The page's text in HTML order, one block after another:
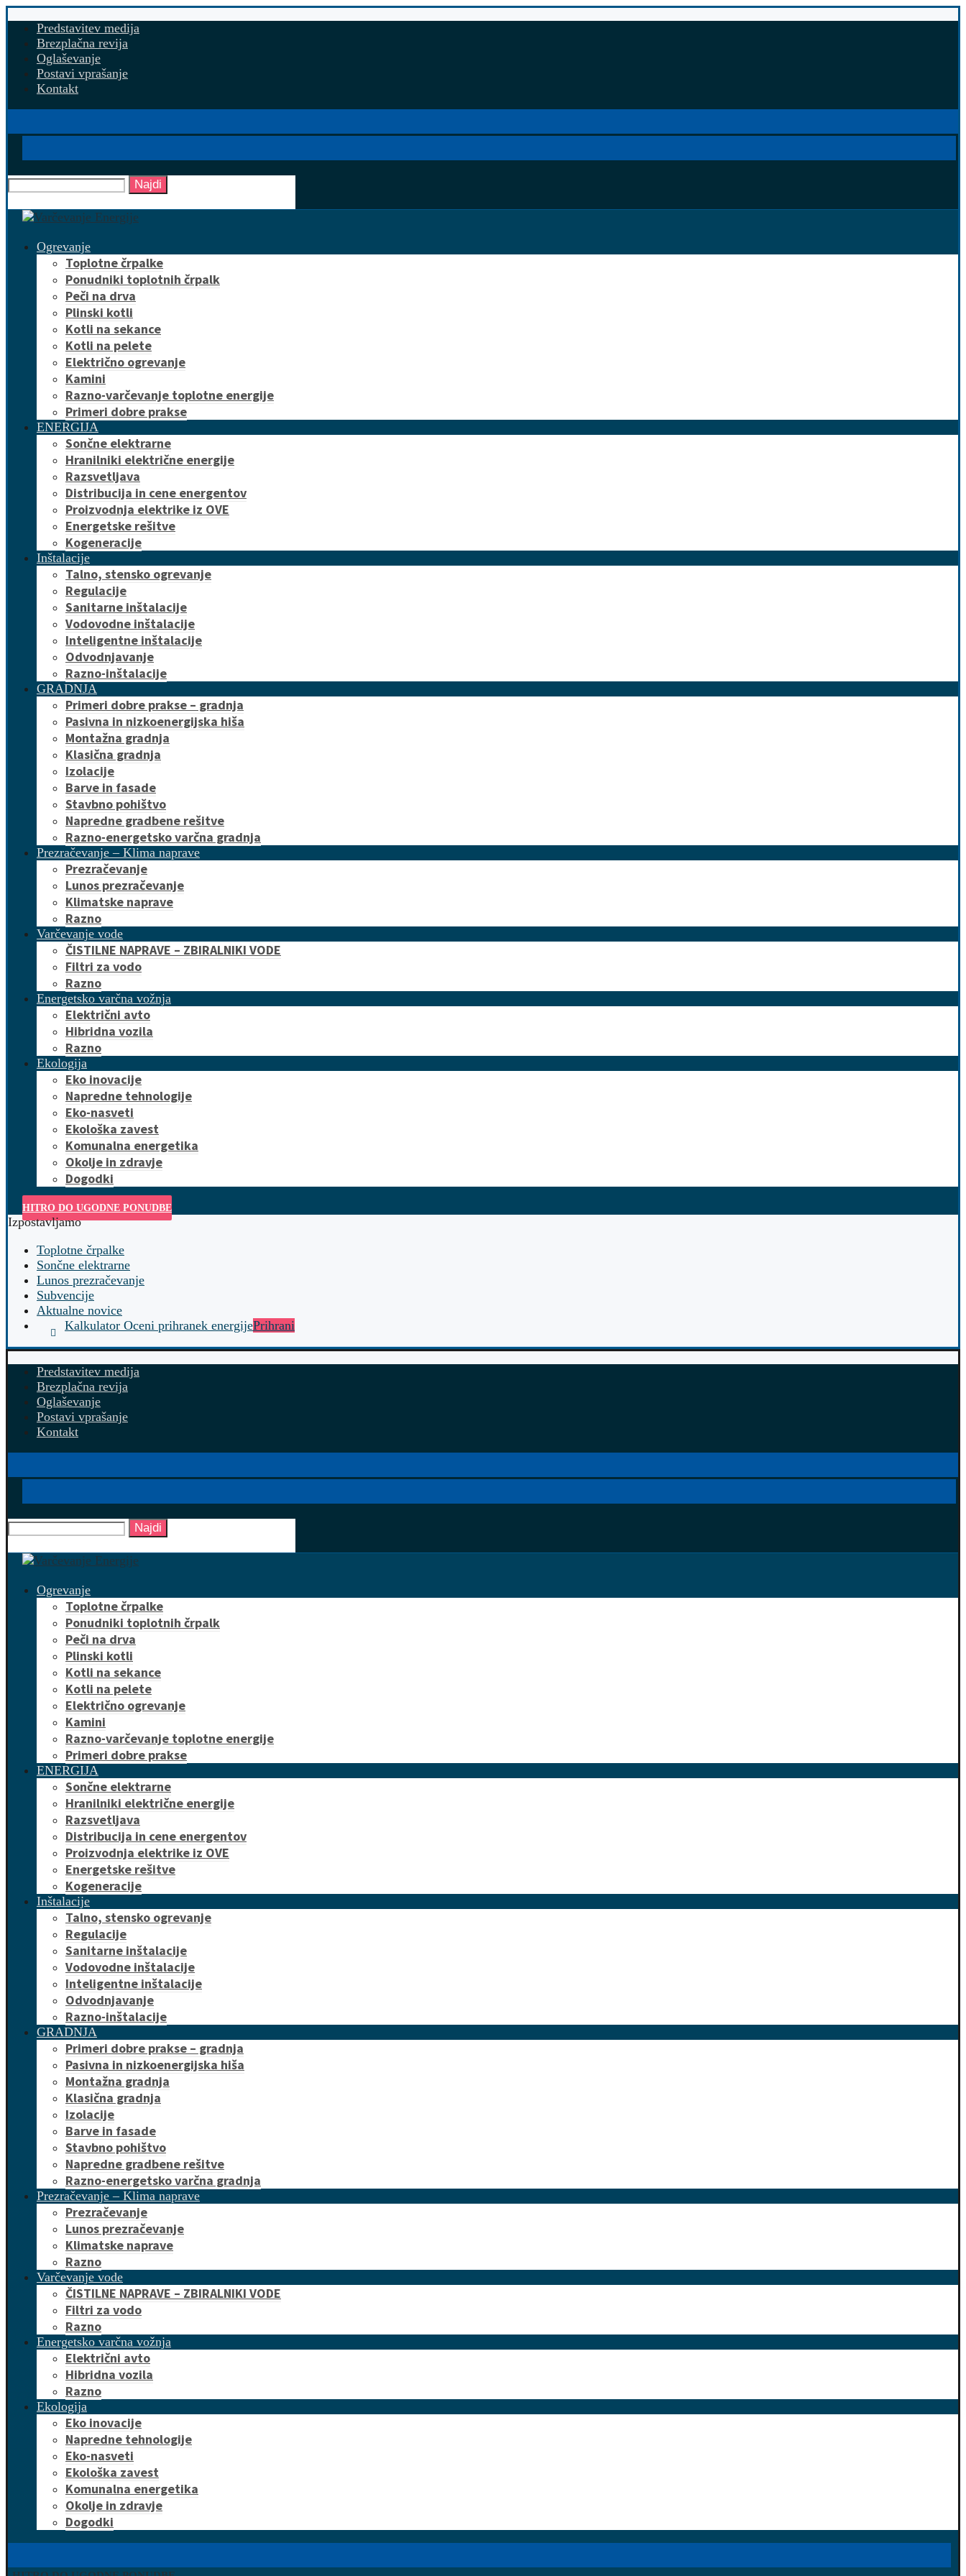
Predstavitev medija
Brezplačna revija
Oglaševanje
Postavi vprašanje
Kontakt
Najdi
Ogrevanje
Toplotne črpalke
Ponudniki toplotnih črpalk
Peči na drva
Plinski kotli
Kotli na sekance
Kotli na pelete
Električno ogrevanje
Kamini
Razno-varčevanje toplotne energije
Primeri dobre prakse
ENERGIJA
Sončne elektrarne
Hranilniki električne energije
Razsvetljava
Distribucija in cene energentov
Proizvodnja elektrike iz OVE
Energetske rešitve
Kogeneracije
Inštalacije
Talno, stensko ogrevanje
Regulacije
Sanitarne inštalacije
Vodovodne inštalacije
Inteligentne inštalacije
Odvodnjavanje
Razno-inštalacije
GRADNJA
Primeri dobre prakse – gradnja
Pasivna in nizkoenergijska hiša
Montažna gradnja
Klasična gradnja
Izolacije
Barve in fasade
Stavbno pohištvo
Napredne gradbene rešitve
Razno-energetsko varčna gradnja
Prezračevanje – Klima naprave
Prezračevanje
Lunos prezračevanje
Klimatske naprave
Razno
Varčevanje vode
ČISTILNE NAPRAVE – ZBIRALNIKI VODE
Filtri za vodo
Razno
Energetsko varčna vožnja
Električni avto
Hibridna vozila
Razno
Ekologija
Eko inovacije
Napredne tehnologije
Eko-nasveti
Ekološka zavest
Komunalna energetika
Okolje in zdravje
Dogodki
HITRO DO UGODNE PONUDBE
Izpostavljamo
Toplotne črpalke
Sončne elektrarne
Lunos prezračevanje
Subvencije
Aktualne novice
Kalkulator Oceni prihranek energijePrihrani
Predstavitev medija
Brezplačna revija
Oglaševanje
Postavi vprašanje
Kontakt
Najdi
Ogrevanje
Toplotne črpalke
Ponudniki toplotnih črpalk
Peči na drva
Plinski kotli
Kotli na sekance
Kotli na pelete
Električno ogrevanje
Kamini
Razno-varčevanje toplotne energije
Primeri dobre prakse
ENERGIJA
Sončne elektrarne
Hranilniki električne energije
Razsvetljava
Distribucija in cene energentov
Proizvodnja elektrike iz OVE
Energetske rešitve
Kogeneracije
Inštalacije
Talno, stensko ogrevanje
Regulacije
Sanitarne inštalacije
Vodovodne inštalacije
Inteligentne inštalacije
Odvodnjavanje
Razno-inštalacije
GRADNJA
Primeri dobre prakse – gradnja
Pasivna in nizkoenergijska hiša
Montažna gradnja
Klasična gradnja
Izolacije
Barve in fasade
Stavbno pohištvo
Napredne gradbene rešitve
Razno-energetsko varčna gradnja
Prezračevanje – Klima naprave
Prezračevanje
Lunos prezračevanje
Klimatske naprave
Razno
Varčevanje vode
ČISTILNE NAPRAVE – ZBIRALNIKI VODE
Filtri za vodo
Razno
Energetsko varčna vožnja
Električni avto
Hibridna vozila
Razno
Ekologija
Eko inovacije
Napredne tehnologije
Eko-nasveti
Ekološka zavest
Komunalna energetika
Okolje in zdravje
Dogodki